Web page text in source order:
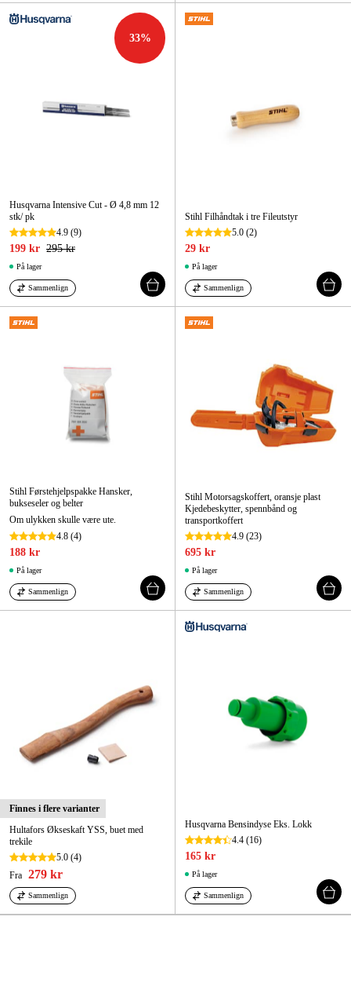
33%
Husqvarna Intensive Cut - Ø 4,8 mm 12
stk/ pk
4.9 (9)
199 kr 295 kr
På lager
Sammenlign
Stihl Filhåndtak i tre Fileutstyr
5.0 (2)
29 kr
På lager
Sammenlign
Stihl Førstehjelpspakke Hansker,
bukseseler og belter
Om ulykken skulle være ute.
4.8 (4)
188 kr
På lager
Sammenlign
Stihl Motorsagskoffert, oransje plast
Kjedebeskytter, spennbånd og
transportkoffert
4.9 (23)
695 kr
På lager
Sammenlign
Finnes i flere varianter
Hultafors Økseskaft YSS, buet med
trekile
5.0 (4)
Fra 279 kr
Sammenlign
Husqvarna Bensindyse Eks. Lokk
4.4 (16)
165 kr
På lager
Sammenlign